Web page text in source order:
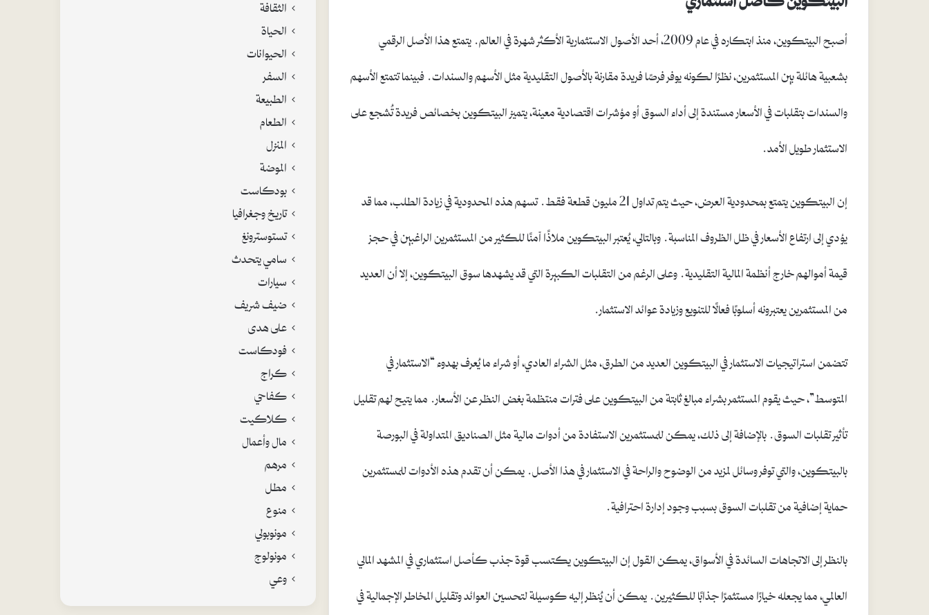
أصبح البيتكوين، منذ ابتكاره في عام 2009، أحد الأصول الاستثمارية الأكثر شهرة في العالم. يتمتع هذا الأصل الرقمي
بشعبية هائلة بين المستثمرين، نظرًا لكونه يوفر فرصًا فريدة مقارنة بالأصول التقليدية مثل الأسهم والسندات. فبينما تتمتع الأسهم
والسندات بتقلبات في الأسعار مستندة إلى أداء السوق أو مؤشرات اقتصادية معينة، يتميز البيتكوين بخصائص فريدة تُشجع على
الاستثمار طويل الأمد.
إن البيتكوين يتمتع بمحدودية العرض، حيث يتم تداول 21 مليون قطعة فقط. تسهم هذه المحدودية في زيادة الطلب، مما قد
يؤدي إلى ارتفاع الأسعار في ظل الظروف المناسبة. وبالتالي، يُعتبر البيتكوين ملاذًا آمنًا للكثير من المستثمرين الراغبين في حجز
قيمة أموالهم خارج أنظمة المالية التقليدية. وعلى الرغم من التقلبات الكبيرة التي قد يشهدها سوق البيتكوين، إلا أن العديد
من المستثمرين يعتبرونه أسلوبًا فعالًا للتنويع وزيادة عوائد الاستثمار.
تتضمن استراتيجيات الاستثمار في البيتكوين العديد من الطرق، مثل الشراء العادي، أو شراء ما يُعرف بهدوء “الاستثمار في
المتوسط”، حيث يقوم المستثمر بشراء مبالغ ثابتة من البيتكوين على فترات منتظمة بغض النظر عن الأسعار. مما يتيح لهم تقليل
تأثير تقلبات السوق. بالإضافة إلى ذلك، يمكن للمستثمرين الاستفادة من أدوات مالية مثل الصناديق المتداولة في البورصة
بالبيتكوين، والتي توفر وسائل لمزيد من الوضوح والراحة في الاستثمار في هذا الأصل. يمكن أن تقدم هذه الأدوات للمستثمرين
حماية إضافية من تقلبات السوق بسبب وجود إدارة احترافية.
بالنظر إلى الاتجاهات السائدة في الأسواق، يمكن القول إن البيتكوين يكتسب قوة جذب كأصل استثماري في المشهد المالي
العالمي، مما يجعله خيارًا مستثمرًا جذابًا للكثيرين. يمكن أن يُنظر إليه كوسيلة لتحسين العوائد وتقليل المخاطر الإجمالية في
الثقافة
الحياة
الحيوانات
السفر
الطبيعة
الطعام
المنزل
الموضة
بودكاست
تاريخ وجغرافيا
تستوسترونغ
سامي يتحدث
سيارات
ضيف شريف
على هدى
فودكاست
كراج
كفاحي
كلاكيت
مال وأعمال
مرهم
مطل
منوع
مونوبولي
مونولوج
وعي